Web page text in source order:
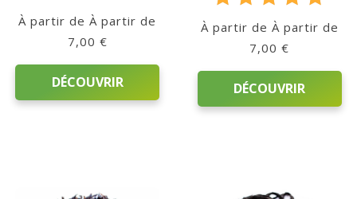
À partir de
7,00 €
DÉCOUVRIR
Note
5.00
sur 5
À partir de
7,00€
DÉCOUVRIR